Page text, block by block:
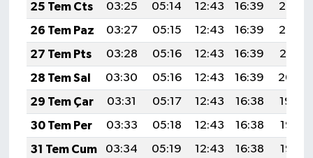
25 Tem Cts
03:25 05:14 12:43 16:39
20:03
26 Tem Paz
03:27 05:15 12:43 16:39
20:02
27 Tem Pts
03:28 05:16 12:43 16:39
20:01
28 Tem Sal
03:30 05:16 12:43 16:39
20:00
29 Tem Çar
03:31 05:17 12:43 16:38
19:59
30 Tem Per
03:33 05:18 12:43 16:38
19:58
31 Tem Cum
03:34 05:19 12:43 16:38
19:57